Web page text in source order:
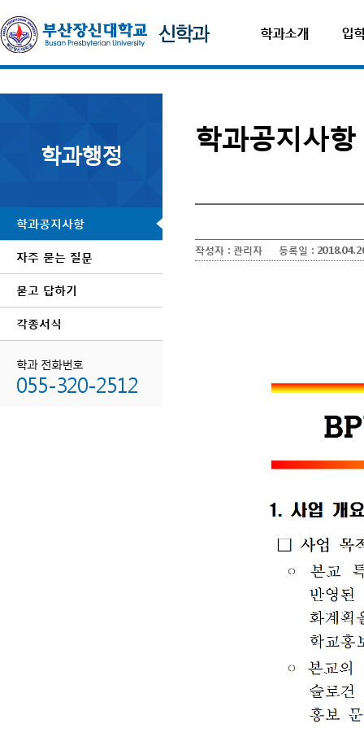
학과소개 입
학과행정
학과공지사항
자주 묻는 질문
묻고 답하기
각종서식
학과 전화번호
055-320-2512
학과공지사항
작성자 : 관리자 등록일 :